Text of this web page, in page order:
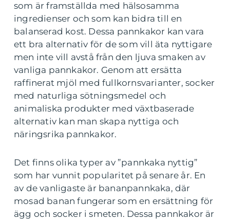
som är framställda med hälsosamma
ingredienser och som kan bidra till en
balanserad kost. Dessa pannkakor kan vara
ett bra alternativ för de som vill äta nyttigare
men inte vill avstå från den ljuva smaken av
vanliga pannkakor. Genom att ersätta
raffinerat mjöl med fullkornsvarianter, socker
med naturliga sötningsmedel och
animaliska produkter med växtbaserade
alternativ kan man skapa nyttiga och
näringsrika pannkakor.
Det finns olika typer av ”pannkaka nyttig”
som har vunnit popularitet på senare år. En
av de vanligaste är bananpannkaka, där
mosad banan fungerar som en ersättning för
ägg och socker i smeten. Dessa pannkakor är